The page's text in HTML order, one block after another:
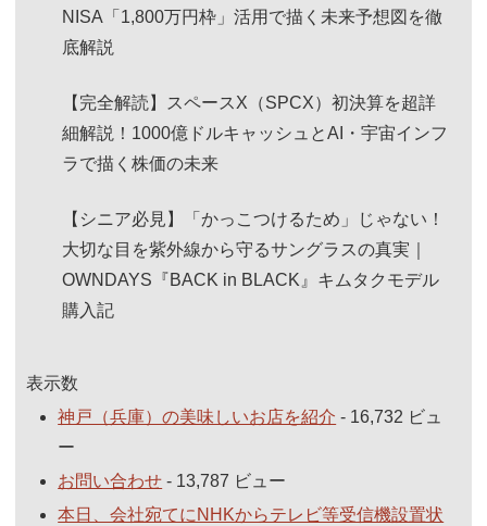
NISA「1,800万円枠」活用で描く未来予想図を徹
底解説
【完全解読】スペースX（SPCX）初決算を超詳
細解説！1000億ドルキャッシュとAI・宇宙インフ
ラで描く株価の未来
【シニア必見】「かっこつけるため」じゃない！
大切な目を紫外線から守るサングラスの真実｜
OWNDAYS『BACK in BLACK』キムタクモデル
購入記
表示数
神戸（兵庫）の美味しいお店を紹介 - 16,732 ビュ
ー
お問い合わせ - 13,787 ビュー
本日、会社宛てにNHKからテレビ等受信機設置状